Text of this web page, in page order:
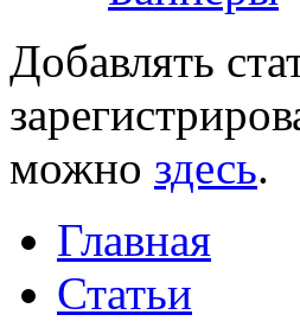
Добавлять
можно здесь.
Главная
Статьи